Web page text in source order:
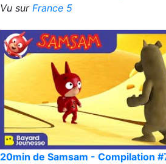
Vu sur France 5
20min de Samsam - Compilation